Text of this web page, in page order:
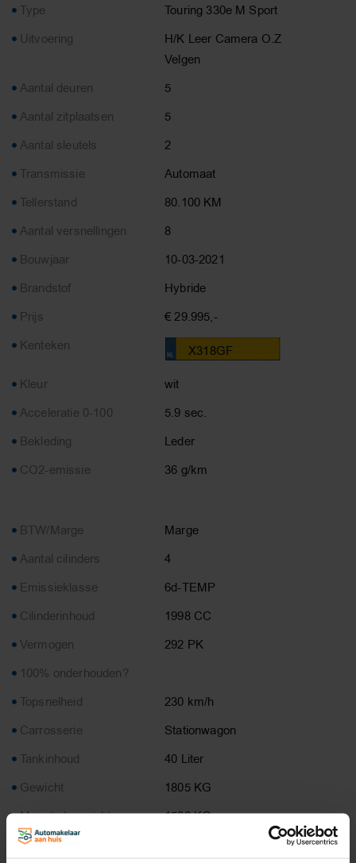
Type
Touring 330e M Sport
Uitvoering
H/K Leer Camera O.Z
Velgen
Aantal deuren
5
Aantal zitplaatsen
5
Aantal sleutels
2
Transmissie
Automaat
Tellerstand
80.100 KM
Aantal versnellingen
8
Bouwjaar
10-03-2021
Brandstof
Hybride
Prijs
€ 29.995,-
Kenteken
X318GF
Kleur
wit
Acceleratie 0-100
5.9 sec.
Bekleding
Leder
CO2-emissie
36 g/km
BTW/Marge
Marge
Aantal cilinders
4
Emissieklasse
6d-TEMP
Cilinderinhoud
1998 CC
Vermogen
292 PK
100% onderhouden?
Topsnelheid
230 km/h
Carrosserie
Stationwagon
Tankinhoud
40 Liter
Gewicht
1805 KG
Max. trekgewicht
1500 KG
Laadvermogen